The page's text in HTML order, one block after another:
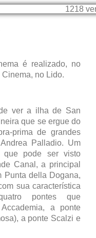
é realizado, no
no Lido.
ver a ilha de San
que se ergue do
prima de grandes
Palladio. Um
que pode ser visto
Canal, a principal
Punta della Dogana,
sua característica
pontes que
a ponte
a ponte Scalzi e